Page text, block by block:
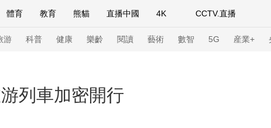
體育 教育 熊貓 直播中國 4K CCTV.直播
妙語 熱解讀 天天學習
持人 下載央視影音
游 科普 健康 樂齡 閱讀 藝術 數智 5G 産業+
列車加密開行